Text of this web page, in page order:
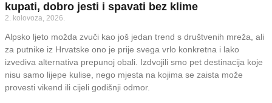
kupati, dobro jesti i spavati bez klime
2. kolovoza, 2026.
Alpsko ljeto možda zvuči kao još jedan trend s društvenih mreža, ali
za putnike iz Hrvatske ono je prije svega vrlo konkretna i lako
izvediva alternativa prepunoj obali. Izdvojili smo pet destinacija koje
nisu samo lijepe kulise, nego mjesta na kojima se zaista može
provesti vikend ili cijeli godišnji odmor.